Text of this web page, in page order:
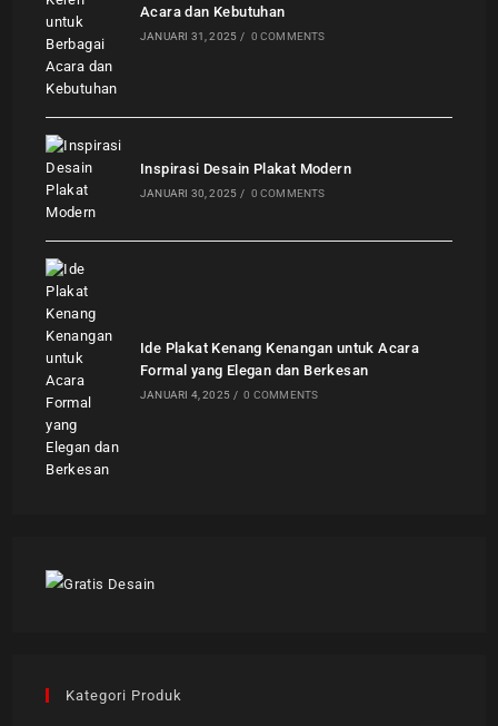
Acara dan Kebutuhan
JANUARI 31, 2025 / 0 COMMENTS
Inspirasi Desain Plakat Modern
JANUARI 30, 2025 / 0 COMMENTS
Ide Plakat Kenang Kenangan untuk Acara
Formal yang Elegan dan Berkesan
JANUARI 4, 2025 / 0 COMMENTS
Kategori Produk